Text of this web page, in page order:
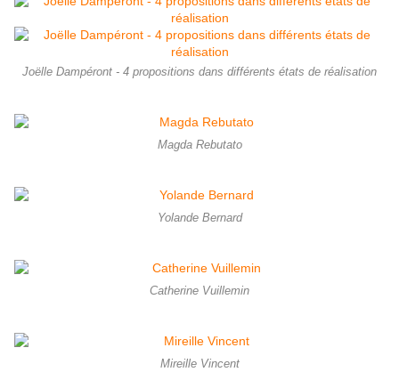
Joëlle Dampéront - 4 propositions dans différents états de réalisation
Magda Rebutato
Yolande Bernard
Catherine Vuillemin
Mireille Vincent